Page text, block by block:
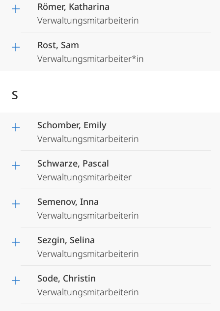
Römer, Katharina
Verwaltungsmitarbeiterin
Rost, Sam
Verwaltungsmitarbeiter*in
S
Schomber, Emily
Verwaltungsmitarbeiterin
Schwarze, Pascal
Verwaltungsmitarbeiter
Semenov, Inna
Verwaltungsmitarbeiterin
Sezgin, Selina
Verwaltungsmitarbeiterin
Sode, Christin
Verwaltungsmitarbeiterin